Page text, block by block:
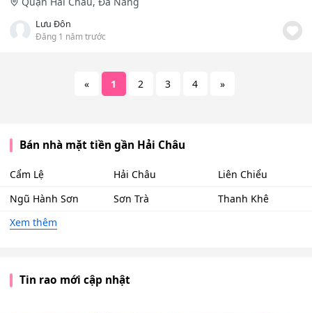
Lưu Đôn
Đăng 1 năm trước
« 1 2 3 4 »
Bán nhà mặt tiền gần Hải Châu
Cẩm Lệ Hải Châu
Liên Chiểu
Ngũ Hành Sơn
Sơn Trà
Thanh Khê
Xem thêm
Tin rao mới cập nhật